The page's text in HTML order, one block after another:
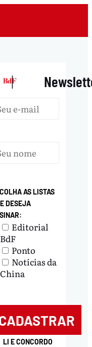
|
AS LISTAS
DESEJA
Editorial
BdF
Ponto
Notícias da
China
LI E CONCORDO